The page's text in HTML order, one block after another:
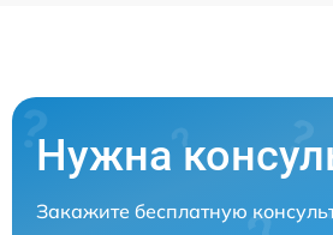
Нужна
Закажите бесплатную